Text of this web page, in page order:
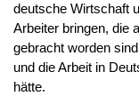
deutsche Wirtschaft
Arbeiter bringen, die
gebracht worden
und die Arbeit in
hätte.